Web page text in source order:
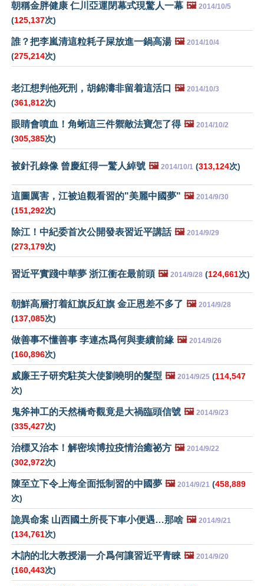
朝稱金胖健康 仁川亞運閉幕式現驚人一幕 🖼️ 2014/10/5
(125,137次)
誰？把李嵐清這粒耗子屎放進一鍋高湯 🖼️ 2014/10/4
(275,214次)
老江想判他死刑，胡錦濤非留着這活口 🖼️ 2014/10/3
(361,812次)
眼睛會噴血！角蜥這三件禦敵法寶怎了得 🖼️ 2014/10/2
(305,385次)
被針孔錄像 曾慶紅得一驚人綽號 🖼️ 2014/10/1 (313,124次)
這圖厲害，江被迫觀看習的"美麗中國夢" 🖼️ 2014/9/30
(151,292次)
除江！中紀委首次公開發表習近平講話 🖼️ 2014/9/29
(273,179次)
習近平實踐中華夢 浙江衝在最前頭 🖼️ 2014/9/28 (124,661次)
朝鮮高層打着紅旗反紅旗 金正恩差不多了 🖼️ 2014/9/28
(137,085次)
做善事不懂善事 李連杰爲何與妻續前緣 🖼️ 2014/9/26
(160,896次)
威廉王子研究駐英大使劉曉明的髮型 🖼️ 2014/9/25 (114,547
次)
鬼斧神工的天然橋奇觀竟是大禍臨頭信號 🖼️ 2014/9/23
(335,427次)
治標又治本！解密埃博拉疫情治癒祕方 🖼️ 2014/9/22
(302,972次)
陳至立下令上海全面抵制習的中國夢 🖼️ 2014/9/21 (458,889
次)
詭異命案 山西國土所長下車小便遇…那啥 🖼️ 2014/9/21
(134,761次)
木訥的北大教授湯一介爲何讓習近平青睞 🖼️ 2014/9/20
(160,443次)